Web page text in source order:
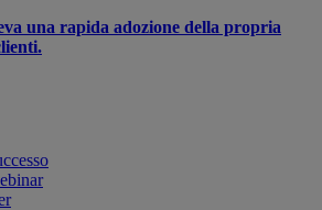
una rapida adozione della propria